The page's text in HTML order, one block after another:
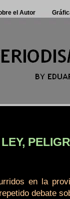
el Autor
en la
debate